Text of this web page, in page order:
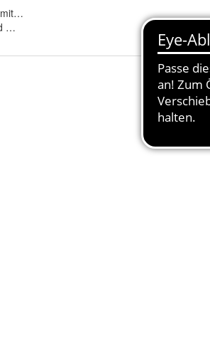
Ohne Matratze und mit 7-Zonen Matratze ca.20cm Hoch
Ohne Lattenrost und mit Lattenrost